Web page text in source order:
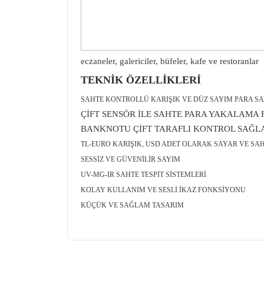
eczaneler, galericiler, büfeler, kafe ve restoranlar
TEKNİK ÖZELLİKLERİ
SAHTE KONTROLLÜ KARIŞIK VE DÜZ SAYIM PARA
ÇİFT SENSÖR İLE SAHTE PARA YAKALAMA
BANKNOTU ÇİFT TARAFLI KONTROL
TL-EURO KARIŞIK, USD ADET OLARAK SAYAR VE
SESSİZ VE GÜVENİLİR SAYIM
UV-MG-IR SAHTE TESPİT SİSTEMLERİ
KOLAY KULLANIM VE SESLİ İKAZ FONKSİYONU
KÜÇÜK VE SAĞLAM TASARIM
Görüş ve önerileriniz için teşekkür ederiz.